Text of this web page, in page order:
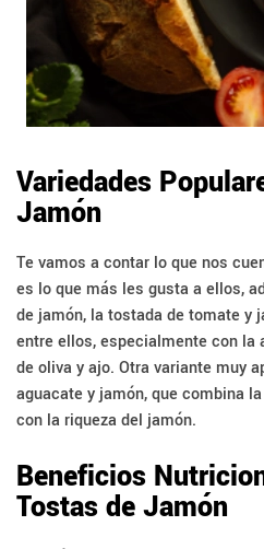
Variedades
Jamón
Te vamos a contar lo que nos
es lo que más les gusta a ellos,
de jamón, la tostada de tomate y
entre ellos, especialmente con la
de oliva y ajo. Otra variante muy
aguacate y jamón, que combina
con la riqueza del jamón.
Beneficios
Tostas de Jamón